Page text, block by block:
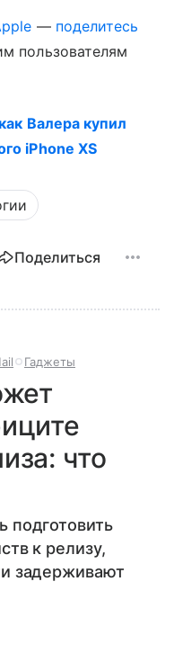
— поделитесь
пользователям
Валера купил
iPhone XS
Поделиться
Гаджеты
что
подготовить
к релизу,
задерживают